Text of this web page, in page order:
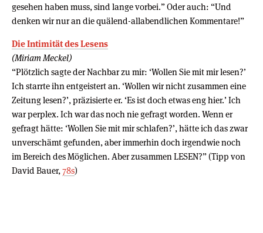
gesehen haben muss, sind lange vorbei.” Oder auch: “Und
denken wir nur an die quälend-allabendlichen Kommentare!”
Die Intimität des Lesens
(Miriam Meckel)
“Plötzlich sagte der Nachbar zu mir: ‘Wollen Sie mit mir lesen?’
Ich starrte ihn entgeistert an. ‘Wollen wir nicht zusammen eine
Zeitung lesen?’, präzisierte er. ‘Es ist doch etwas eng hier.’ Ich
war perplex. Ich war das noch nie gefragt worden. Wenn er
gefragt hätte: ‘Wollen Sie mit mir schlafen?’, hätte ich das zwar
unverschämt gefunden, aber immerhin doch irgendwie noch
im Bereich des Möglichen. Aber zusammen LESEN?” (Tipp von
David Bauer, 78s)